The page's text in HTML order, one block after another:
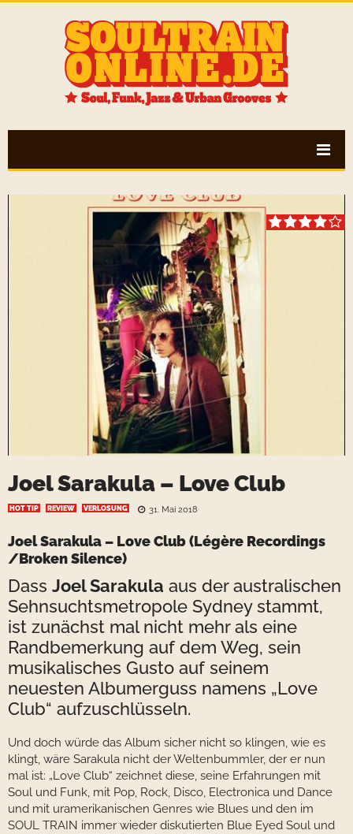
Joel Sarakula – Love Club
HOT TIP REVIEW VERLOSUNG 31. Mai 2018
Joel Sarakula – Love Club(Légère Recordings
/Broken Silence)
Dass Joel Sarakula aus der australischen
Sehnsuchtsmetropole Sydney stammt,
ist zunächst mal nicht mehr als eine
Randbemerkung auf dem Weg, sein
musikalisches Gusto auf seinem
neuesten Albumerguss namens „Love
Club“ aufzuschlüsseln.
Und doch würde das Album sicher nicht so klingen, wie es
klingt, wäre Sarakula nicht der Weltenbummler, der er nun
mal ist: „Love Club“ zeichnet diese, seine Erfahrungen mit
Soul und Funk, mit Pop, Rock, Disco, Electronica und Dance
und mit uramerikanischen Genres wie Blues und den im
SOUL TRAIN immer wieder diskutierten Blue Eyed Soul und